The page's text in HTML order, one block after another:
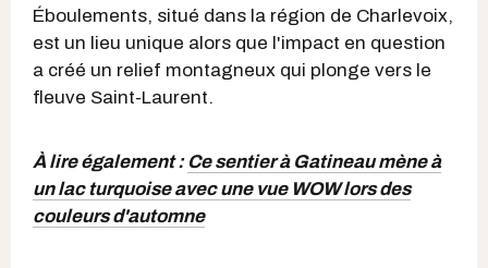
Éboulements, situé dans la région de Charlevoix,
est un lieu unique alors que l'impact en question
a créé un relief montagneux qui plonge vers le
fleuve Saint-Laurent.
À lire également : Ce sentier à Gatineau mène à
un lac turquoise avec une vue WOW lors des
couleurs d'automne